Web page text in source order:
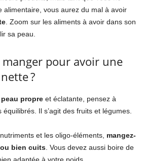
alimentaire, vous aurez du mal à avoir
. Zoom sur les aliments à avoir dans son
sa peau.
pour avoir une
?
peau propre et éclatante, pensez à
Il s’agit des fruits et légumes.
et les oligo-éléments, mangez-
bien cuits . Vous devez aussi boire de
adaptée à votre poids.